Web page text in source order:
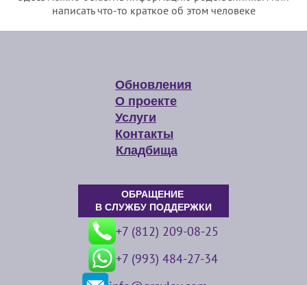
написать что-то краткое об этом человеке
Обновления
О проекте
Услуги
Контакты
Кладбища
ОБРАЩЕНИЕ
В СЛУЖБУ ПОДДЕРЖКИ
+7 (812) 209-08-25
+7 (993) 484-27-34